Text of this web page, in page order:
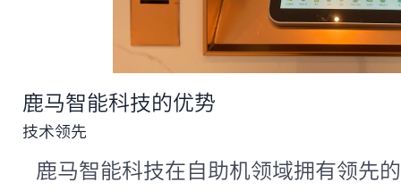
鹿马智能科技的优势
技术领先
鹿马智能科技在自助机领域拥有领先